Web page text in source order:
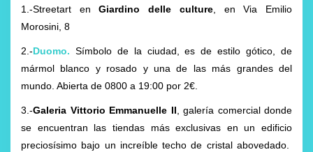
1.-Streetart enGiardino delle culture, en Via Emilio
Morosini, 8
2.-Duomo. Símbolo de la ciudad, es de estilo gótico, de
mármol blanco y rosado y una de las más grandes del
mundo. Abierta de 0800 a 19:00 por 2€.
3.-Galeria Vittorio Emmanuelle II, galería comercial donde
se encuentran las tiendas más exclusivas en un edificio
preciosísimo bajo un increíble techo de cristal abovedado.